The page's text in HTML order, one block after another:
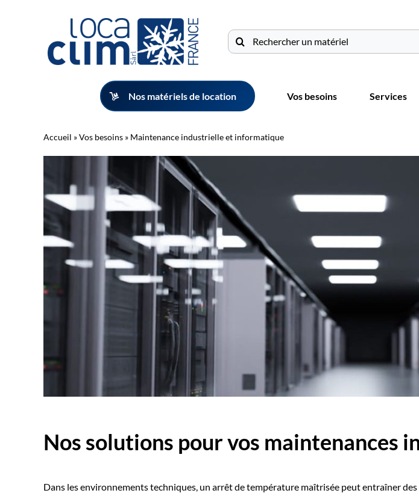
Rechercher:
Nos matériels de location Vos besoins Services
Accueil »Vos besoins» Maintenance industrielle et informatique
Nos solutions pour vos maintenances
Dans les environnements techniques, un arrêt de température maîtrisée peut entraîner